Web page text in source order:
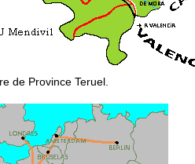
de Province Teruel.